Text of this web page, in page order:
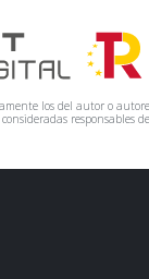
los del autor o
responsables